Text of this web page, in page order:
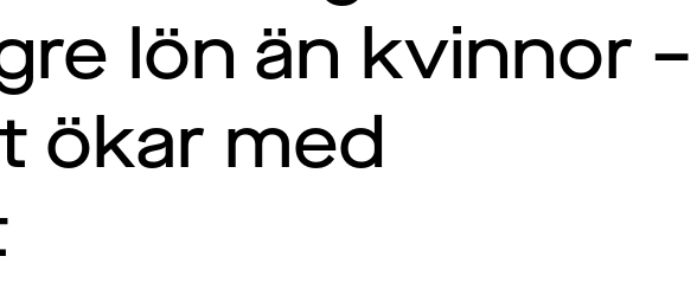
lön än kvinnor –
ökar med